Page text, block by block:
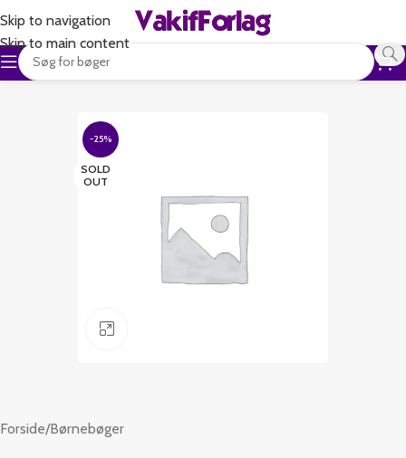
Skip to navigation
Skip to main content
-25%
SOLD
OUT
Forside/Børnebøger